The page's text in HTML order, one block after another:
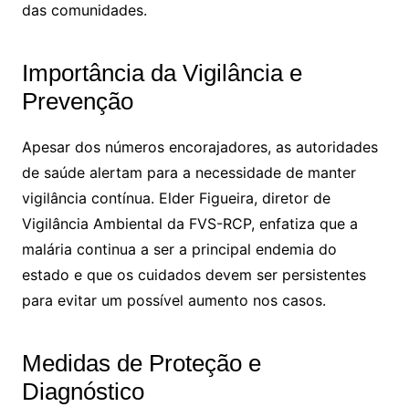
das comunidades.
Importância da Vigilância e
Prevenção
Apesar dos números encorajadores, as autoridades
de saúde alertam para a necessidade de manter
vigilância contínua. Elder Figueira, diretor de
Vigilância Ambiental da FVS-RCP, enfatiza que a
malária continua a ser a principal endemia do
estado e que os cuidados devem ser persistentes
para evitar um possível aumento nos casos.
Medidas de Proteção e
Diagnóstico